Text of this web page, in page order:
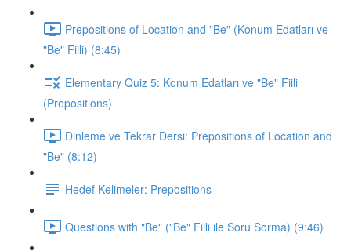
Prepositions of Location and "Be" (Konum Edatları ve
"Be" Fiili) (8:45)
Elementary Quiz 5: Konum Edatları ve "Be" Fiili
(Prepositions)
Dinleme ve Tekrar Dersi: Prepositions of Location and
"Be" (8:12)
Hedef Kelimeler: Prepositions
Questions with "Be" ("Be" Fiili ile Soru Sorma) (9:46)